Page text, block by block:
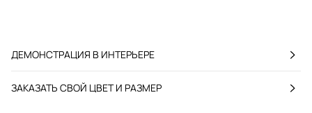
ДЕМОНСТРАЦИЯ В ИНТЕРЬЕРЕ
ЗАКАЗАТЬ СВОЙ ЦВЕТ И РАЗМЕР